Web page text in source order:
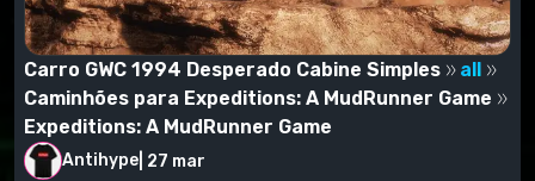
Carro GWC 1994 Desperado Cabine Simples
all
Caminhões para Expeditions: A MudRunner Game
Expeditions: A MudRunner Game
Antihype 27 mar